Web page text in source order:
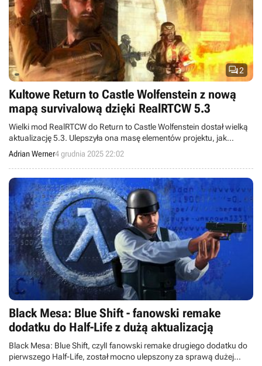
2
Kultowe Return to Castle Wolfenstein z nową
mapą survivalową dzięki RealRTCW 5.3
Wielki mod RealRTCW do Return to Castle Wolfenstein dostał wielką
aktualizację 5.3. Ulepszyła ona masę elementów projektu, jak
również dodała nową mapę do trybu survivalowego.
Adrian Werner4 grudnia 2025 22:02
Black Mesa: Blue Shift - fanowski remake
dodatku do Half-Life z dużą aktualizacją
Black Mesa: Blue Shift, czylI fanowski remake drugiego dodatku do
pierwszego Half-Life, został mocno ulepszony za sprawą dużej